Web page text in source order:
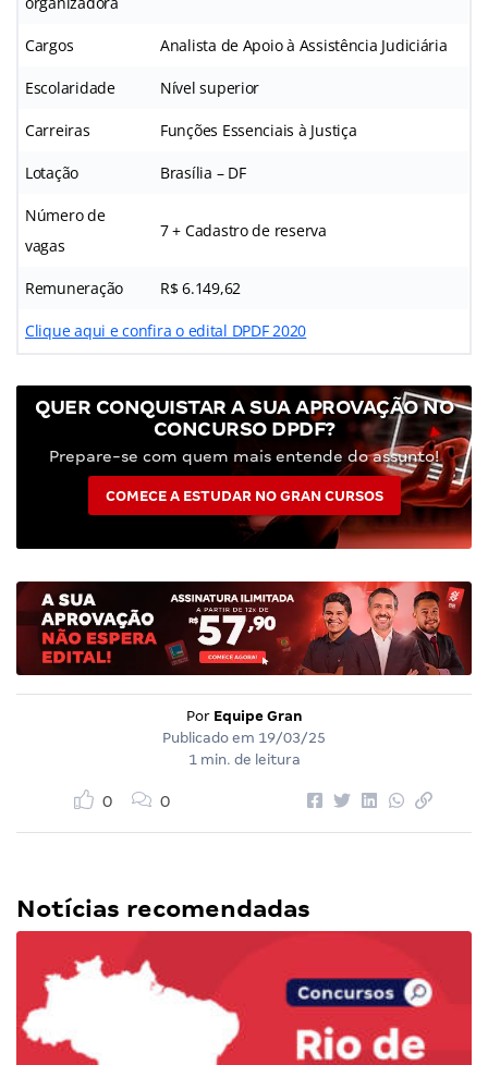
Cargos Analista de Apoio à Assistência Judiciária
Escolaridade Nível superior
Carreiras Funções Essenciais à Justiça
Lotação Brasília – DF
Número de
vagas
7 + Cadastro de reserva
Remuneração R$ 6.149,62
Clique aqui e confira o edital DPDF 2020
QUER CONQUISTAR A SUA APROVAÇÃO NO
CONCURSO DPDF?
Prepare-se com quem mais entende do assunto!
COMECE A ESTUDAR NO GRAN CURSOS
Por Equipe Gran
Publicado em 19/03/25
1 min. de leitura
0 0
Notícias recomendadas